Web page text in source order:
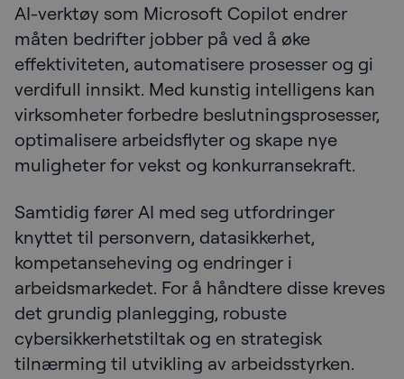
AI-verktøy som Microsoft Copilot endrer
måten bedrifter jobber på ved å øke
effektiviteten, automatisere prosesser og gi
verdifull innsikt. Med kunstig intelligens kan
virksomheter forbedre beslutningsprosesser,
optimalisere arbeidsflyter og skape nye
muligheter for vekst og konkurransekraft.
Samtidig fører AI med seg utfordringer
knyttet til personvern, datasikkerhet,
kompetanseheving og endringer i
arbeidsmarkedet. For å håndtere disse kreves
det grundig planlegging, robuste
cybersikkerhetstiltak og en strategisk
tilnærming til utvikling av arbeidsstyrken.